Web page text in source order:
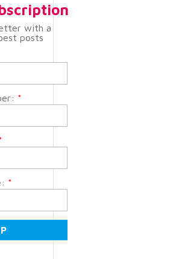
with a
posts
*
*